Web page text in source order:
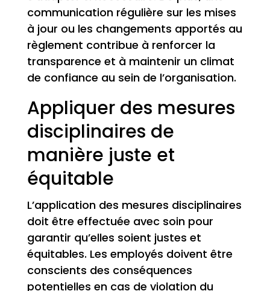
communication régulière sur les mises
à jour ou les changements apportés au
règlement contribue à renforcer la
transparence et à maintenir un climat
de confiance au sein de l’organisation.
Appliquer des mesures
disciplinaires de
manière juste et
équitable
L’application des mesures disciplinaires
doit être effectuée avec soin pour
garantir qu’elles soient justes et
équitables. Les employés doivent être
conscients des conséquences
potentielles en cas de violation du